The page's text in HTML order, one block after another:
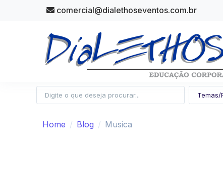
comercial@dialethoseventos.com.br
Home Blog Musica